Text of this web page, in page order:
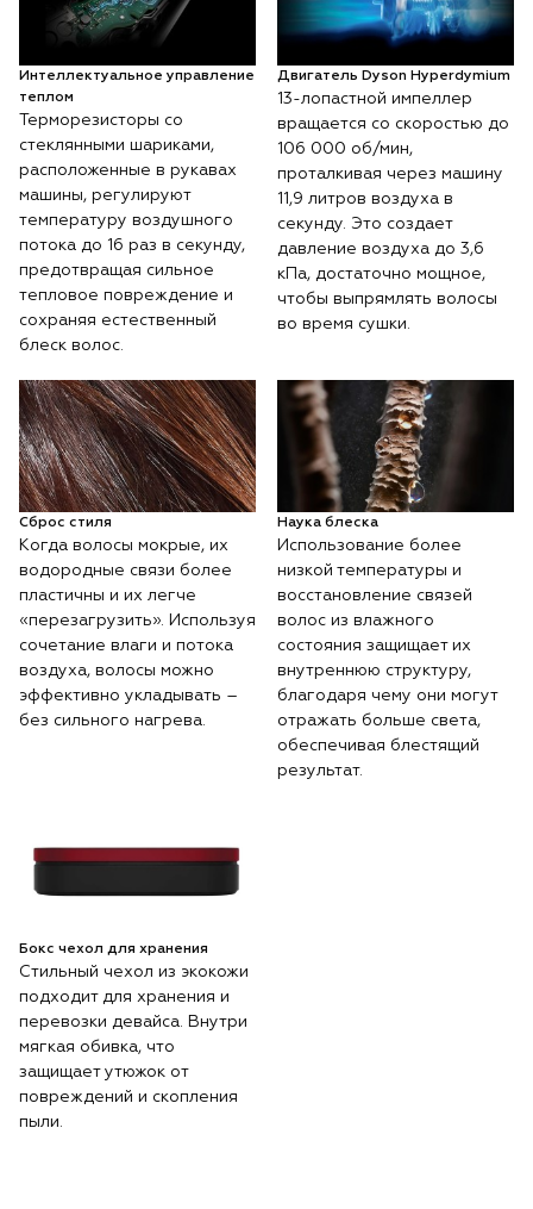
Интеллектуальное управление
теплом
Терморезисторы со
стеклянными шариками,
расположенные в рукавах
машины, регулируют
температуру воздушного
потока до 16 раз в секунду,
предотвращая сильное
тепловое повреждение и
сохраняя естественный
блеск волос.
Двигатель Dyson Hyperdymium
13-лопастной импеллер
вращается со скоростью до
106 000 об/мин,
проталкивая через машину
11,9 литров воздуха в
секунду. Это создает
давление воздуха до 3,6
кПа, достаточно мощное,
чтобы выпрямлять волосы
во время сушки.
Сброс стиля
Когда волосы мокрые, их
водородные связи более
пластичны и их легче
«перезагрузить». Используя
сочетание влаги и потока
воздуха, волосы можно
эффективно укладывать –
без сильного нагрева.
Наука блеска
Использование более
низкой температуры и
восстановление связей
волос из влажного
состояния защищает их
внутреннюю структуру,
благодаря чему они могут
отражать больше света,
обеспечивая блестящий
результат.
Бокс чехол для хранения
Стильный чехол из экокожи
подходит для хранения и
перевозки девайса. Внутри
мягкая обивка, что
защищает утюжок от
повреждений и скопления
пыли.